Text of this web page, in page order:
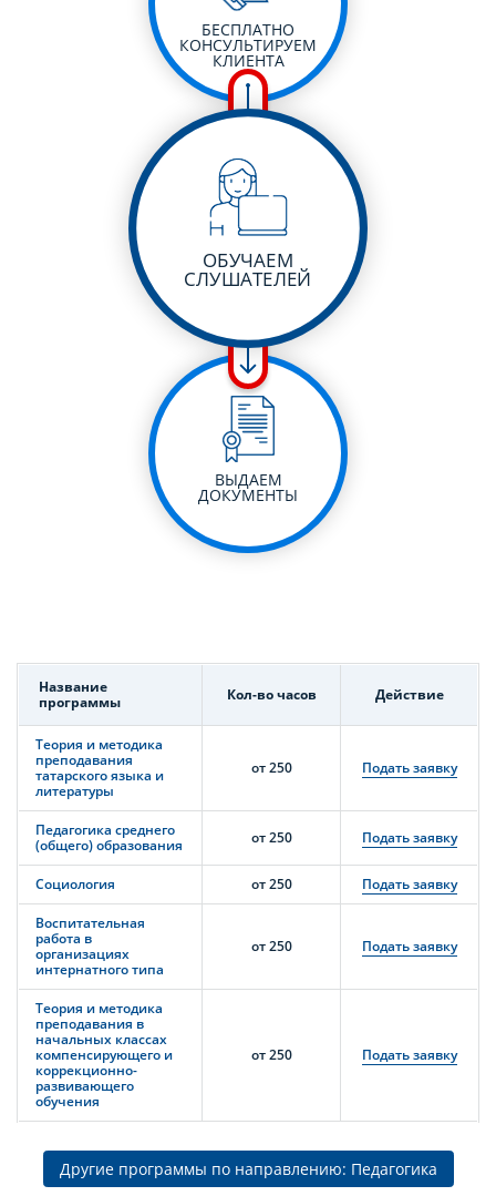
БЕСПЛАТНО
КОНСУЛЬТИРУЕМ
КЛИЕНТА
ОБУЧАЕМ
СЛУШАТЕЛЕЙ
ВЫДАЕМ
ДОКУМЕНТЫ
Название
программы
Кол-во часов Действие
Теория и методика
преподавания
татарского языка и
литературы
от 250 Подать заявку
Педагогика среднего
(общего) образования
от 250 Подать заявку
Социология от 250 Подать заявку
Воспитательная
работа в
организациях
интернатного типа
от 250 Подать заявку
Теория и методика
преподавания в
начальных классах
компенсирующего и
коррекционно-
развивающего
обучения
от 250 Подать заявку
Другие программы по направлению: Педагогика